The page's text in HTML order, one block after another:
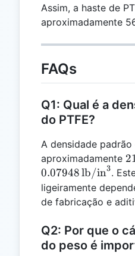
Assim, a haste de
aproximadamente
FAQs
Q1: Qual é a
do PTFE?
A densidade padrão
aproximadamente
0.07948lb/in3.
ligeiramente
de fabricação e
Q2: Por que o
do peso é